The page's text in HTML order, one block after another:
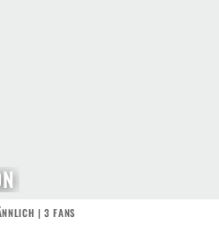
| 3 FANS